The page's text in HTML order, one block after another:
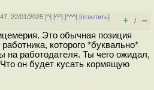
22/01/2025 [^] [^^] [^^^] [ответить]
+ / –
Это обычная позиция
которого *буквально*
на работодателя. Ты чего ожидал,
он будет кусать кормящую